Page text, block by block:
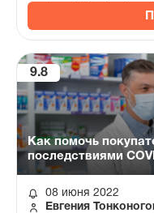
9.8
Как помочь
последствиями
08 июня 2022
Евгения